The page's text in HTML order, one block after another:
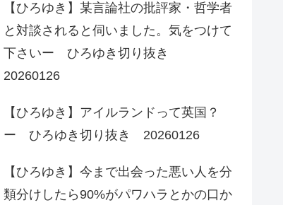
【ひろゆき】某言論社の批評家・哲学者
と対談されると伺いました。気をつけて
下さいー ひろゆき切り抜き
20260126
【ひろゆき】アイルランドって英国？
ー ひろゆき切り抜き 20260126
【ひろゆき】今まで出会った悪い人を分
類分けしたら90%がパワハラとかの口か